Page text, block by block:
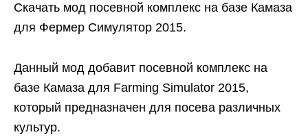
Скачать мод посевной комплекс на базе Камаза
для Фермер Симулятор 2015.
Данный мод добавит посевной комплекс на
базе Камаза для Farming Simulator 2015,
который предназначен для посева различных
культур.